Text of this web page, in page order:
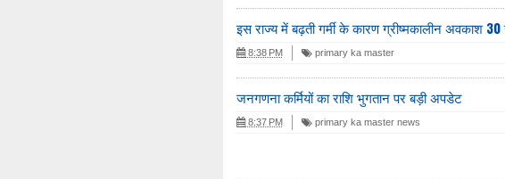
इस राज्य में बढ़ती गर्मी के कारण ग्रीष्मकालीन अवकाश
8:38 PM primary ka master
जनगणना कर्मियों का राशि भुगतान पर बड़ी अपडेट
8:37 PM primary ka master news